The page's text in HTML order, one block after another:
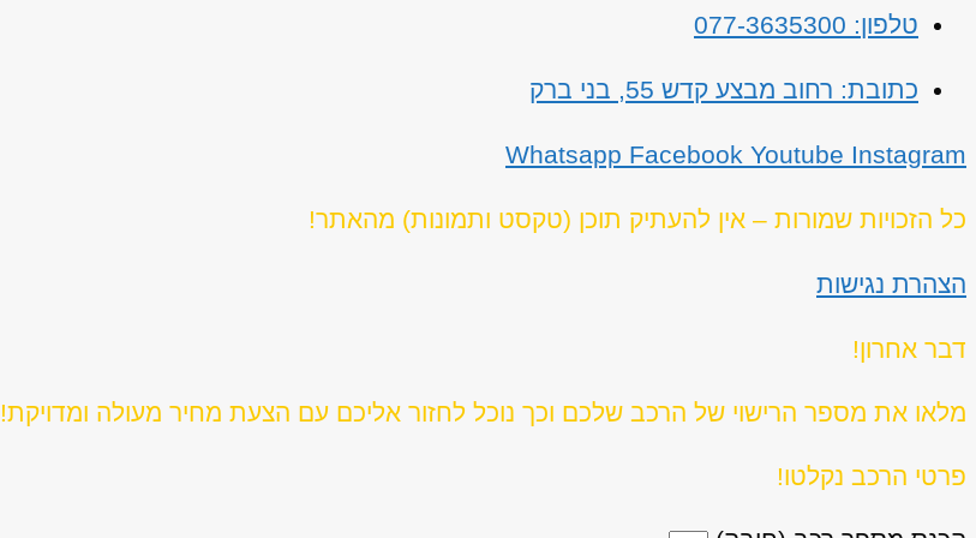
טלפון: 077-3635300
כתובת: רחוב מבצע קדש 55, בני ברק
Whatsapp Facebook Youtube Instagram
כל הזכויות שמורות – אין להעתיק תוכן (טקסט ותמונות) מהאתר!
הצהרת נגישות
דבר אחרון!
מלאו את מספר הרישוי של הרכב שלכם וכך נוכל לחזור אליכם עם הצעת מחיר מעולה ומדויקת!
פרטי הרכב נקלטו!